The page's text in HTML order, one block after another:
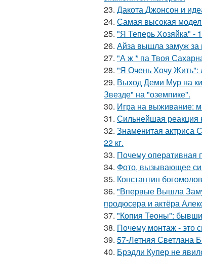
23. Дакота Джонсон и
24. Самая высокая
25. "Я Теперь Хозяйка" -
26. Айза вышла замуж за
27. "А ж * па Твоя
28. "Я Очень Хочу Жить":
29. Выход Деми Мур на
Звезде" на "оземпике".
30. Игра на выживание:
31. Сильнейшая реакция
32. Знаменитая актриса
22 кг.
33. Почему оперативная
34. Фото, вызывающее
35. Константин
36. "Впервые Вышла
продюсера и актёра
37. "Копия Теоны":
38. Почему монтаж - это
39. 57-Летняя Светлана
40. Брэдли Купер не